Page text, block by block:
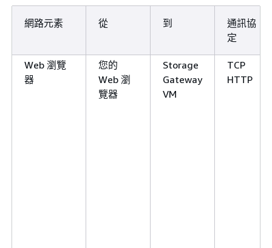
網路元素 從 到
通訊協
定
Web 瀏覽
器
您的
Web 瀏
覽器
Storage
Gateway
VM
TCP
HTTP